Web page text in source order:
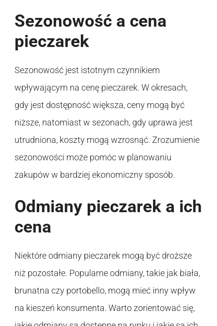
Sezonowość a cena
pieczarek
Sezonowość jest istotnym czynnikiem
wpływającym na cenę pieczarek. W okresach,
gdy jest dostępność większa, ceny mogą być
niższe, natomiast w sezonach, gdy uprawa jest
utrudniona, koszty mogą wzrosnąć. Zrozumienie
sezonowości może pomóc w planowaniu
zakupów w bardziej ekonomiczny sposób.
Odmiany pieczarek a ich
cena
Niektóre odmiany pieczarek mogą być droższe
niż pozostałe. Popularne odmiany, takie jak biała,
brunatna czy portobello, mogą mieć inny wpływ
na kieszeń konsumenta. Warto zorientować się,